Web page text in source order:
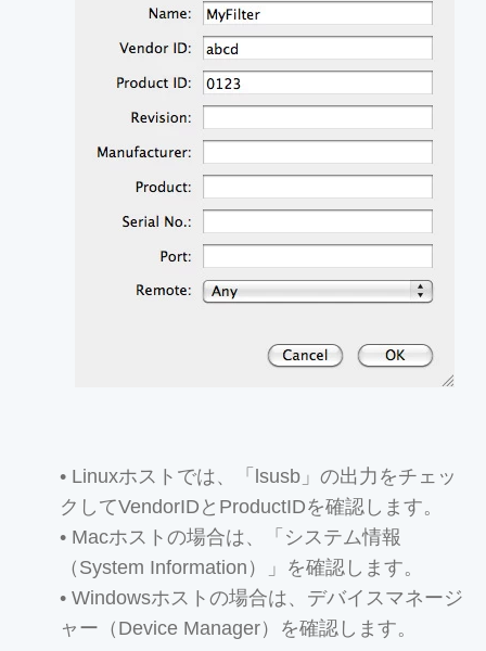
• Linuxホストでは、「lsusb」の出力をチェッ
クしてVendorIDとProductIDを確認します。
• Macホストの場合は、「システム情報
（System Information）」を確認します。
• Windowsホストの場合は、デバイスマネージ
ャー（Device Manager）を確認します。